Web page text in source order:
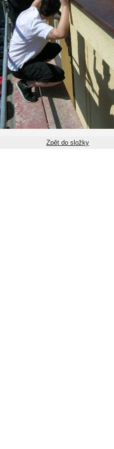
Zpět do složky